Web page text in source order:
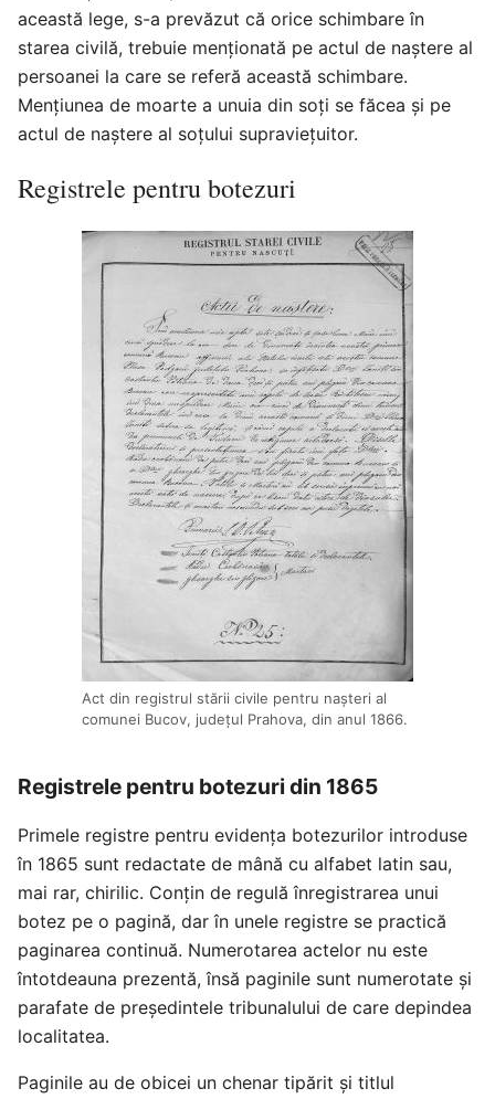
această lege, s-a prevăzut că orice schimbare în
starea civilă, trebuie menționată pe actul de naştere al
persoanei la care se referă această schimbare.
Menţiunea de moarte a unuia din soţi se făcea şi pe
actul de naştere al soţului supravieţuitor.
Registrele pentru botezuri
Act din registrul stării civile pentru nașteri al
comunei Bucov, județul Prahova, din anul 1866.
Registrele pentru botezuri din 1865
Primele registre pentru evidența botezurilor introduse
în 1865 sunt redactate de mână cu alfabet latin sau,
mai rar, chirilic. Conțin de regulă înregistrarea unui
botez pe o pagină, dar în unele registre se practică
paginarea continuă. Numerotarea actelor nu este
întotdeauna prezentă, însă paginile sunt numerotate și
parafate de președintele tribunalului de care depindea
localitatea.
Paginile au de obicei un chenar tipărit și titlul